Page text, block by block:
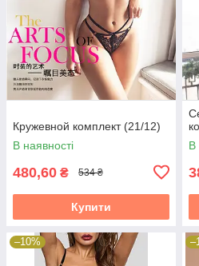
Кружевной комплект (21/12)
В наявності
480,60 ₴ 534 ₴
Купити
В
–10%